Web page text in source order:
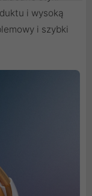
i wysoką
i szybki